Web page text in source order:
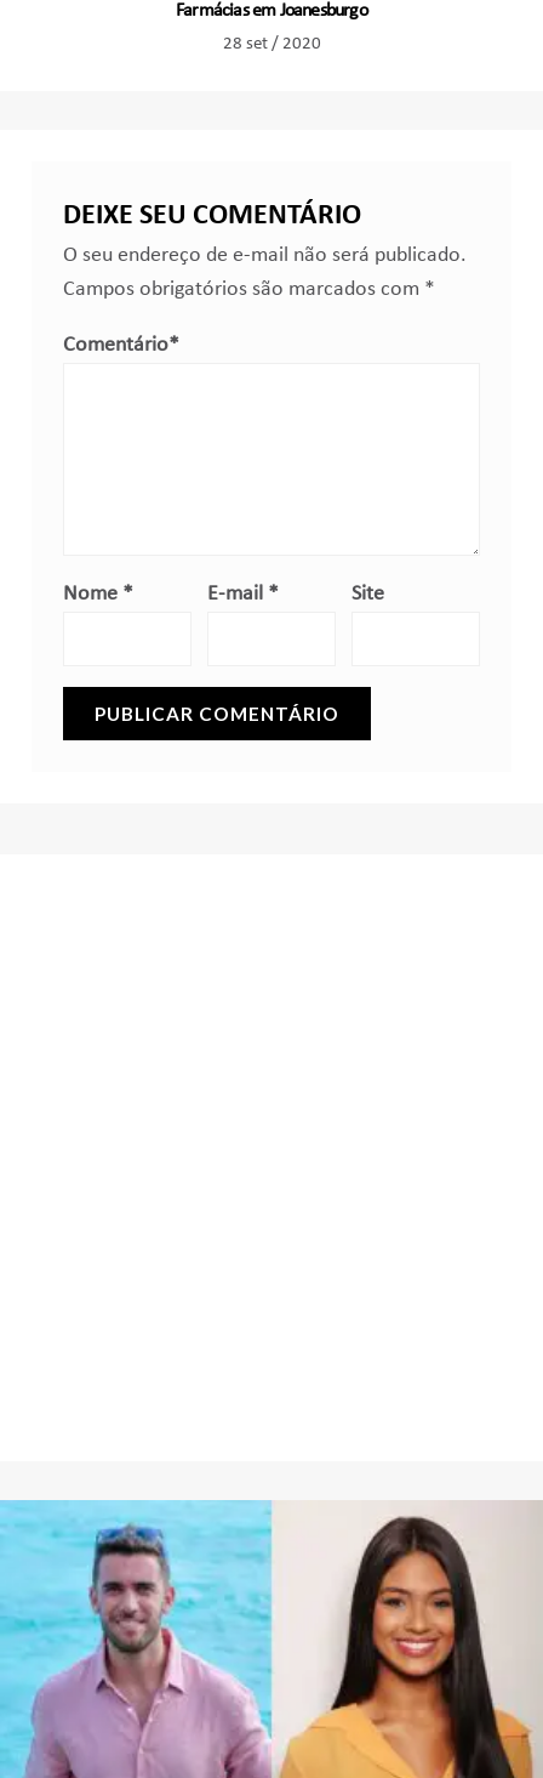
Farmácias em Joanesburgo
28 set / 2020
DEIXE SEU COMENTÁRIO
O seu endereço de e-mail não será publicado.
Campos obrigatórios são marcados com *
Comentário*
Nome * E-mail * Site